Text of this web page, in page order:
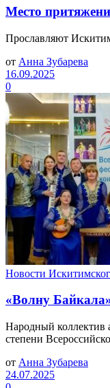
Место
Прославляют
от Анна Зубарева
16.09.2025
0
Новости
«Волну
Народный коллектив
степени
от Анна Зубарева
24.07.2025